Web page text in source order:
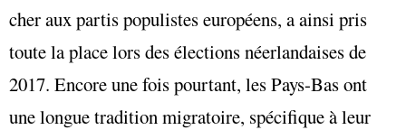
cher aux partis populistes européens, a ainsi pris
toute la place lors des élections néerlandaises de
2017. Encore une fois pourtant, les Pays-Bas ont
une longue tradition migratoire, spécifique à leur